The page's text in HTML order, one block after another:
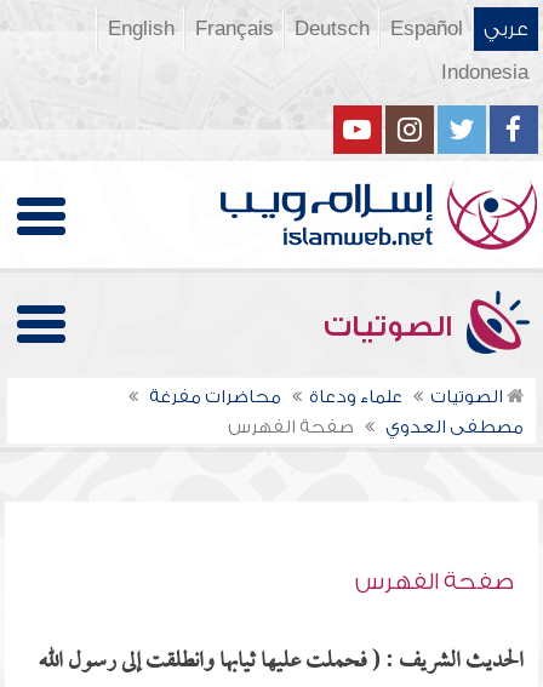
عربي Español
Deutsch
Français
English
Indonesia
الصوتيات
الصوتيات علماء ودعاة
محاضرات مفرغة
مصطفى العدوي
صفحة الفهرس
صفحة الفهرس
الحديث الشريف : ( فحملت عليها ثيابها وانطلقت إلى رسول الله